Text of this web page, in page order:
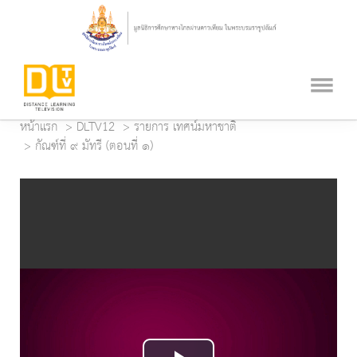
หน้าแรก DLTV12
รายการ เทศน์มหาชาติ
กัณฑ์ที่ ๙ มัทรี (ตอนที่ ๑)